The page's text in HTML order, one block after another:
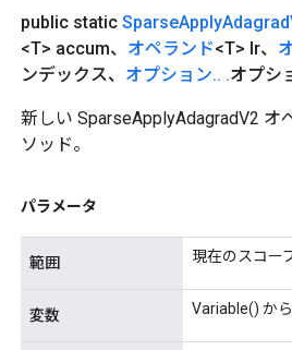
public static SparseApplyAdagrad
<T> accum、 オペランド<T> lr、
ンデックス、 オプション.. .オプシ
新しい SparseApplyAdagradV2
ソッド。
パラメータ
範囲 現在のスコー
変数 Variable() か